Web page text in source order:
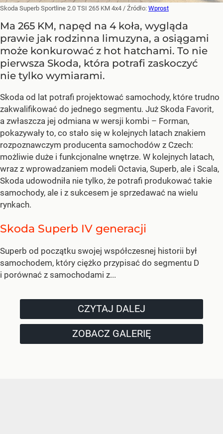
Skoda Superb Sportline 2.0 TSI 265 KM 4x4 / Źródło: Wprost
Ma 265 KM, napęd na 4 koła, wygląda
prawie jak rodzinna limuzyna, a osiągami
może konkurować z hot hatchami. To nie
pierwsza Skoda, która potrafi zaskoczyć
nie tylko wymiarami.
Skoda od lat potrafi projektować samochody, które trudno
zakwalifikować do jednego segmentu. Już Skoda Favorit,
a zwłaszcza jej odmiana w wersji kombi – Forman,
pokazywały to, co stało się w kolejnych latach znakiem
rozpoznawczym producenta samochodów z Czech:
możliwie duże i funkcjonalne wnętrze. W kolejnych latach,
wraz z wprowadzaniem modeli Octavia, Superb, ale i Scala,
Skoda udowodniła nie tylko, że potrafi produkować takie
samochody, ale i z sukcesem je sprzedawać na wielu
rynkach.
Skoda Superb IV generacji
Superb od początku swojej współczesnej historii był
samochodem, który ciężko przypisać do segmentu D
i porównać z samochodami z...
CZYTAJ DALEJ
ZOBACZ GALERIĘ